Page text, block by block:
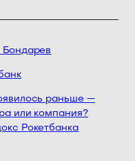
раньше —
или компания?
Рокетбанка